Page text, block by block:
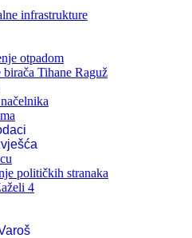
infrastrukture
otpadom
Tihane Raguž
političkih stranaka
4